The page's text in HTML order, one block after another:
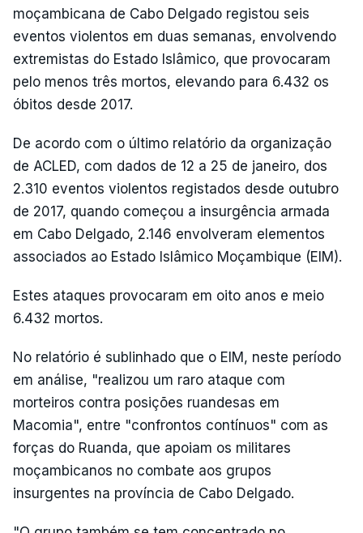
moçambicana de Cabo Delgado registou seis
eventos violentos em duas semanas, envolvendo
extremistas do Estado Islâmico, que provocaram
pelo menos três mortos, elevando para 6.432 os
óbitos desde 2017.
De acordo com o último relatório da organização
de ACLED, com dados de 12 a 25 de janeiro, dos
2.310 eventos violentos registados desde outubro
de 2017, quando começou a insurgência armada
em Cabo Delgado, 2.146 envolveram elementos
associados ao Estado Islâmico Moçambique (EIM).
Estes ataques provocaram em oito anos e meio
6.432 mortos.
No relatório é sublinhado que o EIM, neste período
em análise, "realizou um raro ataque com
morteiros contra posições ruandesas em
Macomia", entre "confrontos contínuos" com as
forças do Ruanda, que apoiam os militares
moçambicanos no combate aos grupos
insurgentes na província de Cabo Delgado.